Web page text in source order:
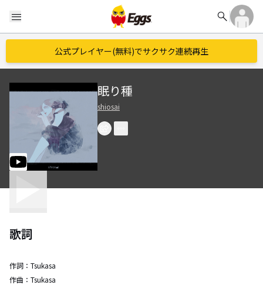
menu search
公式プレイヤー(無料)でサクサク連続再生
眠り種
shiosai
歌詞
作詞： Tsukasa
作曲： Tsukasa